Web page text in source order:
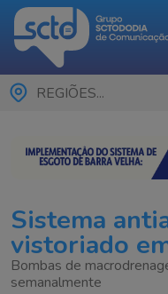
REGIÕES...
Sistema
vistoriado
Bombas de
semanalmente